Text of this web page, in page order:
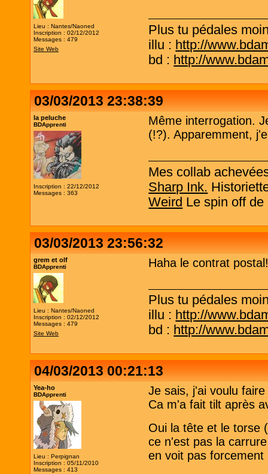
Lieu : Nantes/Naoned
Inscription : 02/12/2012
Messages : 479
Site Web
Plus tu pédales
illu : http://
bd : http://
03/03/2013 23:38:39
la peluche
BDApprenti
Inscription : 22/12/2012
Messages : 363
Même interrogation.
(!?). Apparemment,
Mes collab
Sharp Ink.
Weird Le spin off
03/03/2013 23:56:32
grem et olf
BDApprenti
Lieu : Nantes/Naoned
Inscription : 02/12/2012
Messages : 479
Site Web
Haha le contrat
Plus tu pédales
illu : http://
bd : http://
04/03/2013 00:21:13
Yea-ho
BDApprenti
Lieu : Perpignan
Inscription : 05/11/2010
Messages : 413
Je sais, j'ai voulu
Ca m'a fait tilt après
Oui la tête et le torse
ce n'est pas la
en voit pas